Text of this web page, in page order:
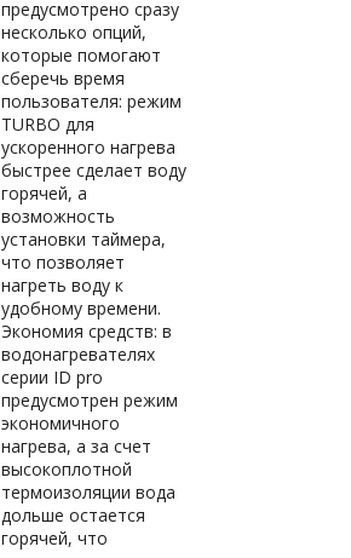
предусмотрено сразу
несколько опций,
которые помогают
сберечь время
пользователя: режим
TURBO для
ускоренного нагрева
быстрее сделает воду
горячей, а
возможность
установки таймера,
что позволяет
нагреть воду к
удобному времени.
Экономия средств: в
водонагревателях
серии ID pro
предусмотрен режим
экономичного
нагрева, а за счет
высокоплотной
термоизоляции вода
дольше остается
горячей, что